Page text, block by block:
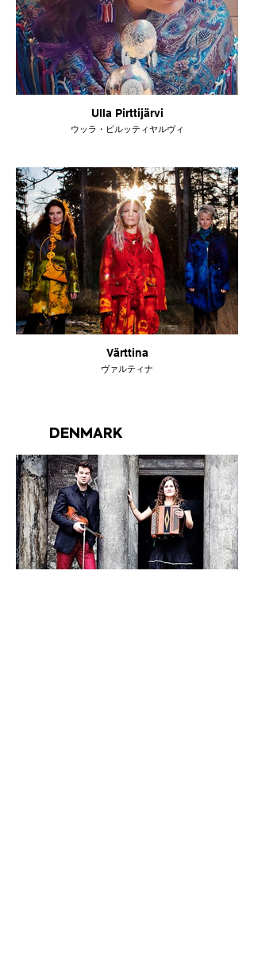
Ulla Pirttijärvi
ウッラ・ピルッティヤルヴィ
Värttina
ヴァルティナ
DENMARK